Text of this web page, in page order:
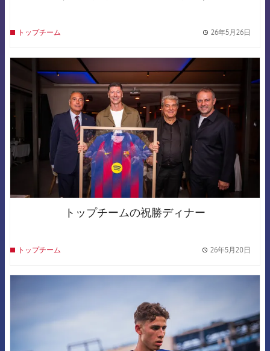
トップチーム 26年5月26日
FCB Barcelona badge
トップチームの祝勝ディナー
トップチーム 26年5月20日